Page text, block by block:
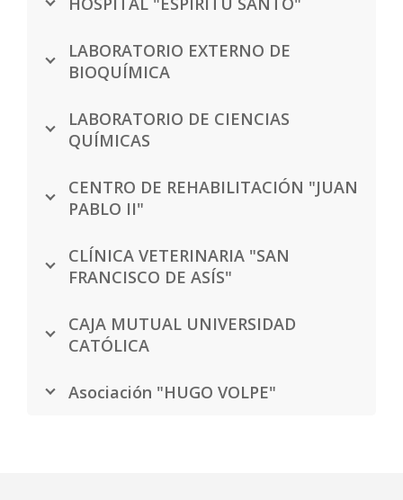
LABORATORIO EXTERNO DE
BIOQUÍMICA
LABORATORIO DE CIENCIAS
QUÍMICAS
CENTRO DE REHABILITACIÓN "JUAN
PABLO II"
CLÍNICA VETERINARIA "SAN
FRANCISCO DE ASÍS"
CAJA MUTUAL UNIVERSIDAD
CATÓLICA
Asociación "HUGO VOLPE"